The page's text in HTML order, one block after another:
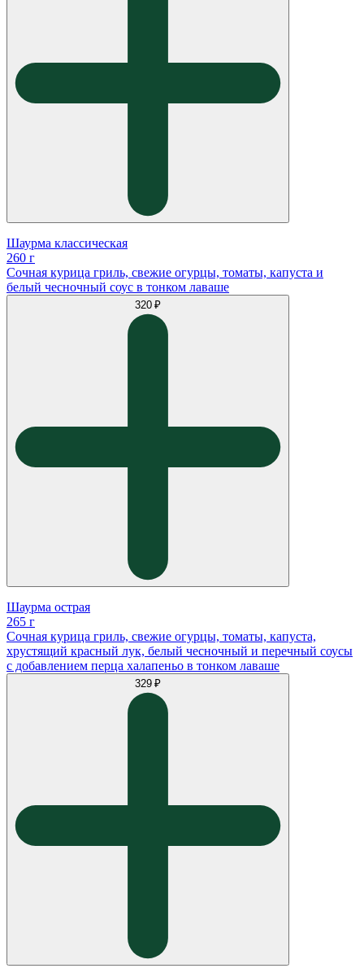
Шаурма классическая
260 г
Сочная курица гриль, свежие огурцы, томаты, капуста и
белый чесночный соус в тонком лаваше
320 ₽
Шаурма острая
265 г
Сочная курица гриль, свежие огурцы, томаты, капуста,
хрустящий красный лук, белый чесночный и перечный соусы
с добавлением перца халапеньо в тонком лаваше
329 ₽